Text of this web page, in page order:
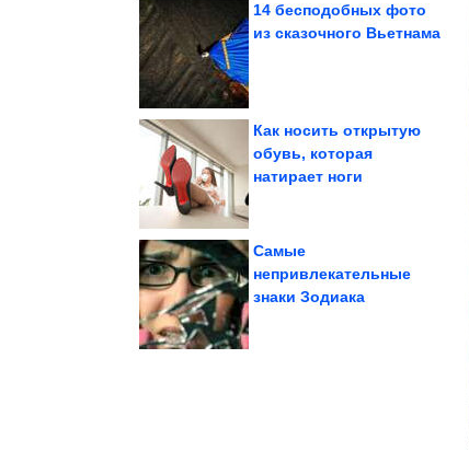
14 бесподобных фото
из сказочного Вьетнама
12 самых красивых и
Как носить открытую
обувь, которая
натирает ноги
шедевров планеты,
которые приводят...
Самые
непривлекательные
знаки Зодиака